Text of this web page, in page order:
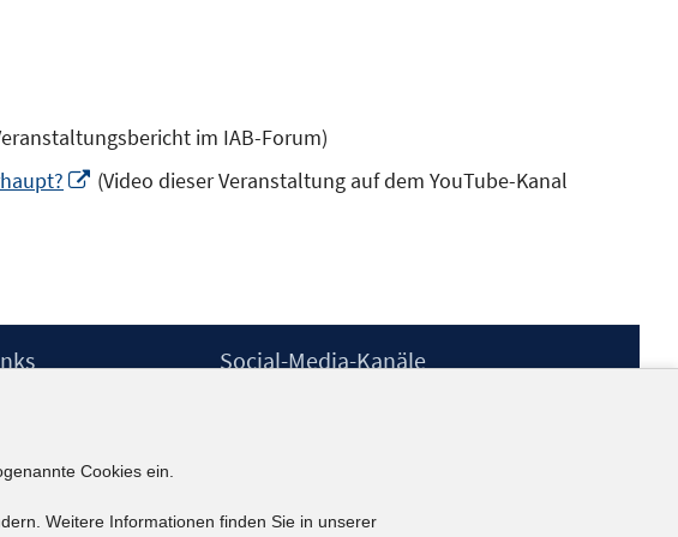
im IAB-Forum)
In
(Video dieser Veranstaltung auf dem YouTube-Kanal
Social-Media-Kanäle
kununu
Cookies ein.
Weitere Informationen finden Sie in unserer